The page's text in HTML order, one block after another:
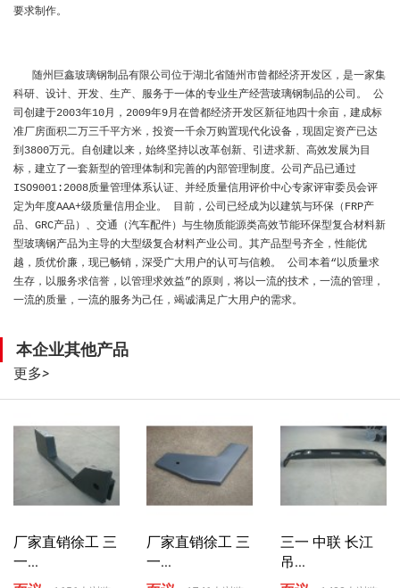
要求制作。
随州巨鑫玻璃钢制品有限公司位于湖北省随州市曾都经济开发区，是一家集
科研、设计、开发、生产、服务于一体的专业生产经营玻璃钢制品的公司。 公
司创建于2003年10月，2009年9月在曾都经济开发区新征地四十余亩，建成标
准厂房面积二万三千平方米，投资一千余万购置现代化设备，现固定资产已达
到3800万元。自创建以来，始终坚持以改革创新、引进求新、高效发展为目
标，建立了一套新型的管理体制和完善的内部管理制度。公司产品已通过
ISO9001:2008质量管理体系认证、并经质量信用评价中心专家评审委员会评
定为年度AAA+级质量信用企业。 目前，公司已经成为以建筑与环保（FRP产
品、GRC产品）、交通（汽车配件）与生物质能源类高效节能环保型复合材料新
型玻璃钢产品为主导的大型级复合材料产业公司。其产品型号齐全，性能优
越，质优价廉，现已畅销，深受广大用户的认可与信赖。 公司本着“以质量求
生存，以服务求信誉，以管理求效益”的原则，将以一流的技术，一流的管理，
一流的质量，一流的服务为己任，竭诚满足广大用户的需求。
本企业其他产品
更多>
厂家直销徐工 三
一...
厂家直销徐工 三
一...
三一 中联 长江
吊...